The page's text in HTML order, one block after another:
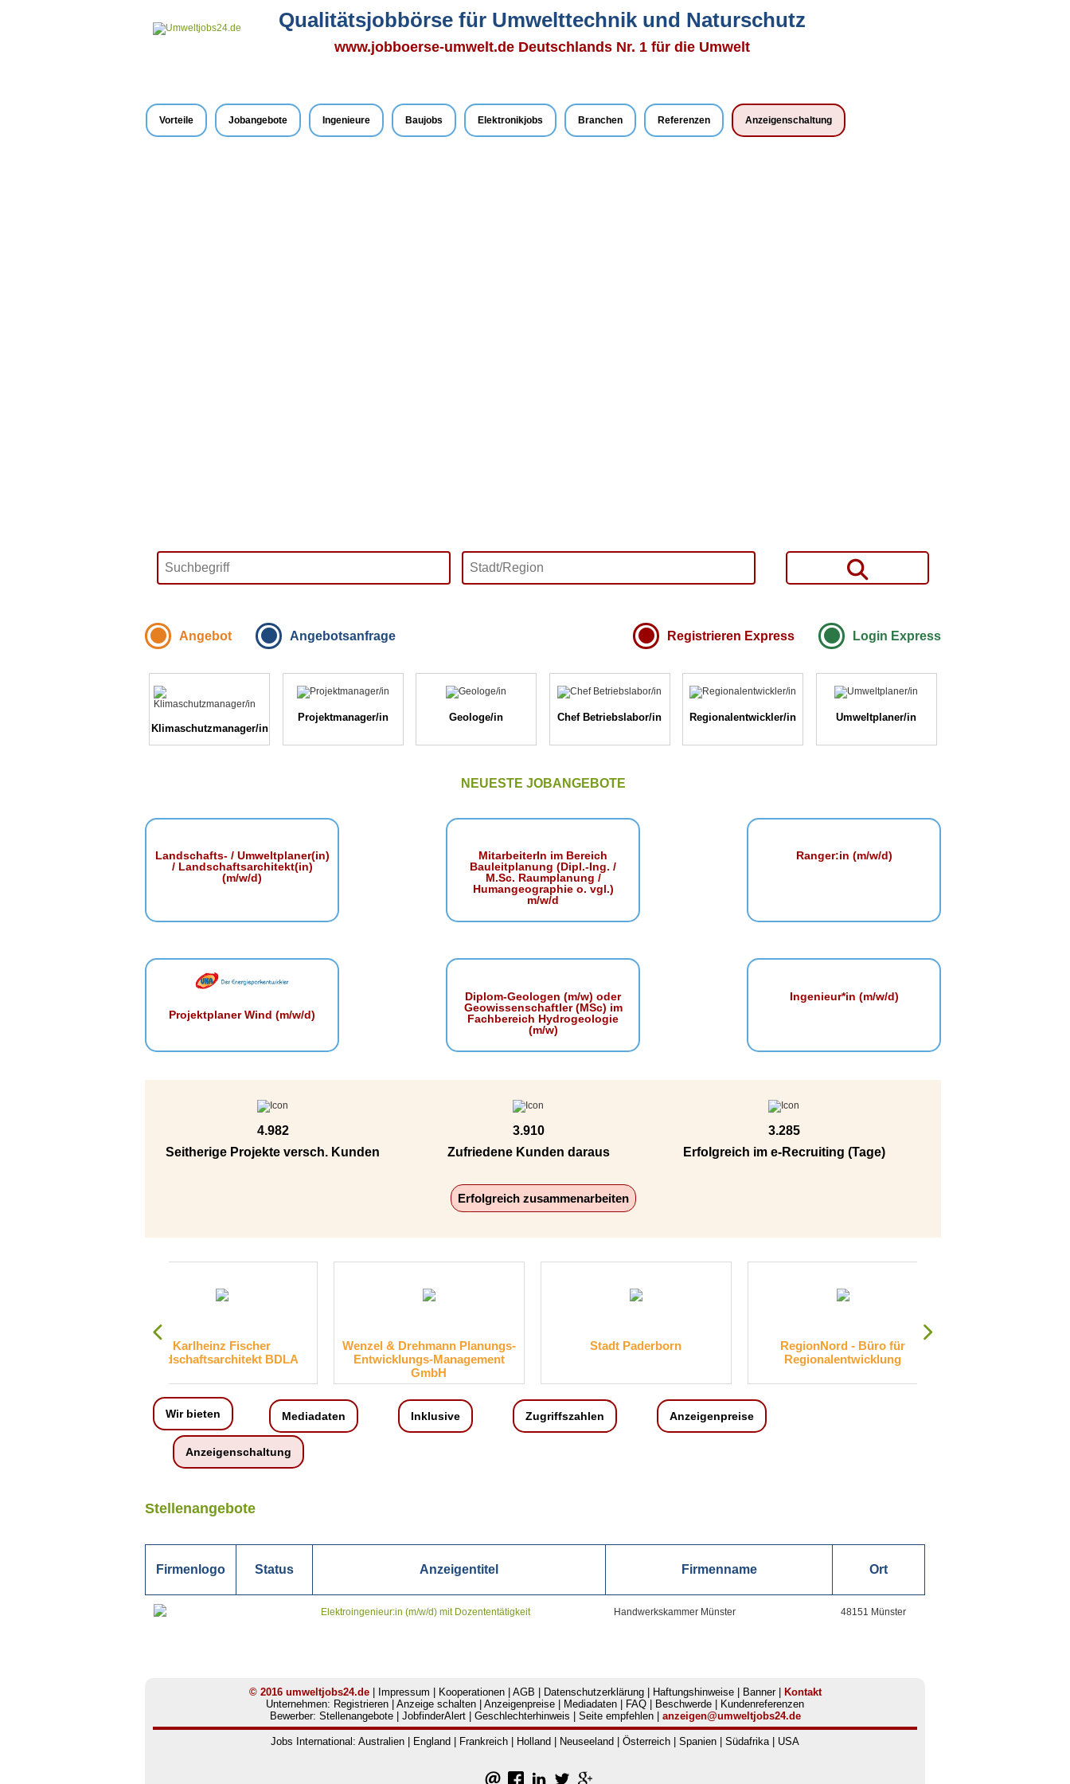
Qualitätsjobbörse für Umwelttechnik und Naturschutz
www.jobboerse-umwelt.de Deutschlands Nr. 1 für die Umwelt
Vorteile Jobangebote Ingenieure Baujobs Elektronikjobs Branchen Referenzen Anzeigenschaltung
Angebot Angebotsanfrage Registrieren Express Login Express
Klimaschutzmanager/in
Projektmanager/in Geologe/in Chef Betriebslabor/in Regionalentwickler/in Umweltplaner/in
NEUESTE JOBANGEBOTE
Landschafts- / Umweltplaner(in)
/ Landschaftsarchitekt(in)
(m/w/d)
MitarbeiterIn im Bereich
Bauleitplanung (Dipl.-Ing. /
M.Sc. Raumplanung /
Humangeographie o. vgl.)
m/w/d
Ranger:in (m/w/d)
Projektplaner Wind (m/w/d)
Diplom-Geologen (m/w) oder
Geowissenschaftler (MSc) im
Fachbereich Hydrogeologie
(m/w)
Ingenieur*in (m/w/d)
4.982
Seitherige Projekte versch. Kunden
3.910
Zufriedene Kunden daraus
3.285
Erfolgreich im e-Recruiting (Tage)
Erfolgreich zusammenarbeiten
Landschaftsarchitekt BDLA
Wenzel & Drehmann Planungs-
Entwicklungs-Management
Stadt Paderborn
RegionNord - Büro für
IPROconsult GmbH
Wir bieten Mediadaten Inklusive Zugriffszahlen Anzeigenpreise
Anzeigenschaltung
Stellenangebote
Firmenlogo Status Anzeigentitel Firmenname Ort
Elektroingenieur:in (m/w/d) mit Dozententätigkeit Handwerkskammer Münster 48151 Münster
© 2016 umweltjobs24.de| Impressum Kooperationen| AGB Datenschutzerklärung| Haftungshinweise| Banner|
Kontakt
Unternehmen: Registrieren Anzeige schalten Anzeigenpreise Mediadaten FAQ Beschwerde
Kundenreferenzen
Bewerber: Stellenangebote| JobfinderAlert| Geschlechterhinweis Seite empfehlen| anzeigen@umweltjobs24.de
Jobs International: Australien England Frankreich Holland Neuseeland Österreich Spanien Südafrika USA